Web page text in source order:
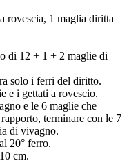
rovescia, 1 maglia diritta
di 12 + 1 + 2 maglie di
solo i ferri del diritto.
e i gettati a rovescio.
e le 6 maglie che
terminare con le 7
di vivagno.
20° ferro.
cm.